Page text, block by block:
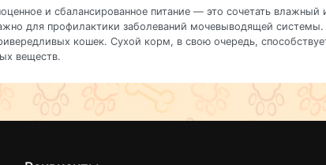
и сбалансированное питание — это сочетать
для профилактики заболеваний мочевыводящей
кошек. Сухой корм, в свою очередь,
веществ.